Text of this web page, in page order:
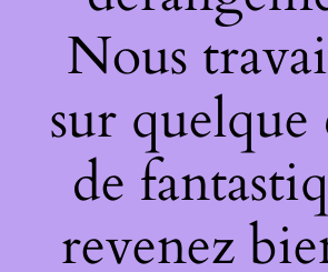
Nous
sur quelque
de
revenez